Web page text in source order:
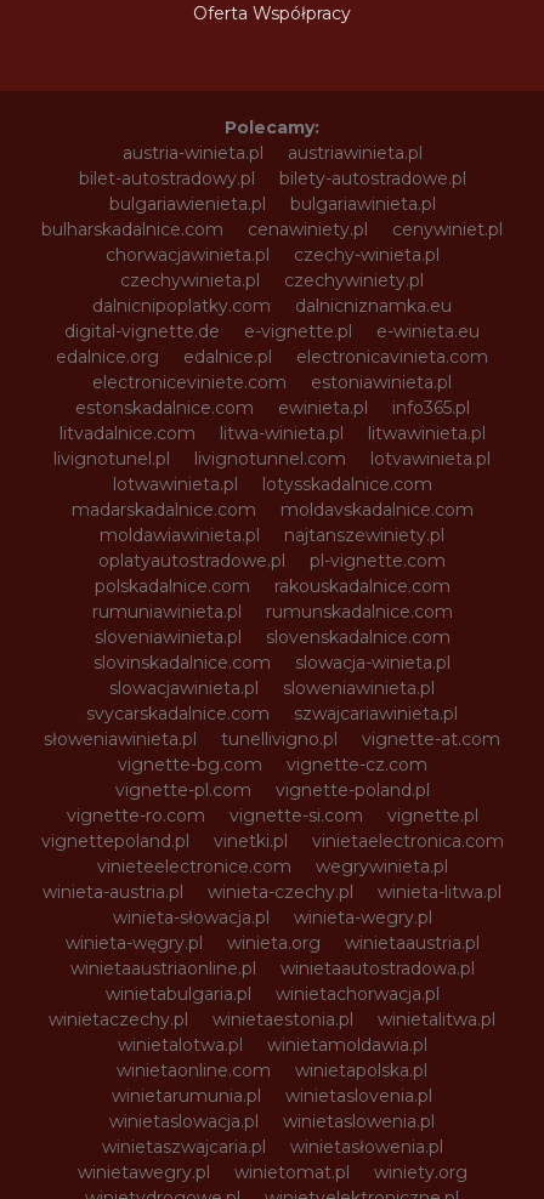
Oferta Współpracy
Polecamy:
austria-winieta.pl
austriawinieta.pl
bilet-autostradowy.pl
bilety-autostradowe.pl
bulgariawienieta.pl
bulgariawinieta.pl
bulharskadalnice.com
cenawiniety.pl
cenywiniet.pl
chorwacjawinieta.pl
czechy-winieta.pl
czechywinieta.pl
czechywiniety.pl
dalnicnipoplatky.com
dalnicniznamka.eu
digital-vignette.de
e-vignette.pl
e-winieta.eu
edalnice.org
edalnice.pl
electronicavinieta.com
electroniceviniete.com
estoniawinieta.pl
estonskadalnice.com
ewinieta.pl
info365.pl
litvadalnice.com
litwa-winieta.pl
litwawinieta.pl
livignotunel.pl
livignotunnel.com
lotvawinieta.pl
lotwawinieta.pl
lotysskadalnice.com
madarskadalnice.com
moldavskadalnice.com
moldawiawinieta.pl
najtanszewiniety.pl
oplatyautostradowe.pl
pl-vignette.com
polskadalnice.com
rakouskadalnice.com
rumuniawinieta.pl
rumunskadalnice.com
sloveniawinieta.pl
slovenskadalnice.com
slovinskadalnice.com
slowacja-winieta.pl
slowacjawinieta.pl
sloweniawinieta.pl
svycarskadalnice.com
szwajcariawinieta.pl
słoweniawinieta.pl
tunellivigno.pl
vignette-at.com
vignette-bg.com
vignette-cz.com
vignette-pl.com
vignette-poland.pl
vignette-ro.com
vignette-si.com
vignette.pl
vignettepoland.pl
vinetki.pl
vinietaelectronica.com
vinieteelectronice.com
wegrywinieta.pl
winieta-austria.pl
winieta-czechy.pl
winieta-litwa.pl
winieta-słowacja.pl
winieta-wegry.pl
winieta-węgry.pl
winieta.org
winietaaustria.pl
winietaaustriaonline.pl
winietaautostradowa.pl
winietabulgaria.pl
winietachorwacja.pl
winietaczechy.pl
winietaestonia.pl
winietalitwa.pl
winietalotwa.pl
winietamoldawia.pl
winietaonline.com
winietapolska.pl
winietarumunia.pl
winietaslovenia.pl
winietaslowacja.pl
winietaslowenia.pl
winietaszwajcaria.pl
winietasłowenia.pl
winietawegry.pl
winietomat.pl
winiety.org